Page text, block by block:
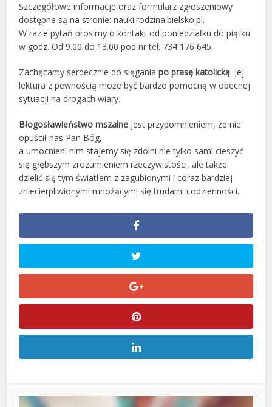
Szczegółowe informacje oraz formularz zgłoszeniowy
dostępne są na stronie: nauki.rodzina.bielsko.pl.
W razie pytań prosimy o kontakt od poniedziałku do piątku
w godz. Od 9.00 do 13.00 pod nr tel. 734 176 645.
Zachęcamy serdecznie do sięganiapo prasę katolicką. Jej
lektura z pewnością może być bardzo pomocną w obecnej
sytuacji na drogach wiary.
Błogosławieństwo mszalne jest przypomnieniem, że nie
opuścił nas Pan Bóg,
a umocnieni nim stajemy się zdolni nie tylko sami cieszyć
się głębszym zrozumieniem rzeczywistości, ale także
dzielić się tym światłem z zagubionymi i coraz bardziej
zniecierpliwionymi mnożącymi się trudami codzienności.